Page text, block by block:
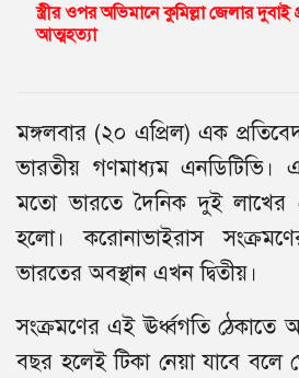
স্ত্রীর ওপর অভিমানে কুমিল্লা জেলার দুবাই
আত্মহত্যা
মঙ্গলবার (২০ এপ্রিল) এক
ভারতীয় গণমাধ্যম এনডিটিভি। এ
মতো ভারতে দৈনিক দুই লাখের
হলো। করোনাভাইরাস
ভারতের অবস্থান এখন দ্বিতীয়।
সংক্রমণের এই ঊর্ধ্বগতি ঠেকাতে
বছর হলেই টিকা নেয়া যাবে বলে